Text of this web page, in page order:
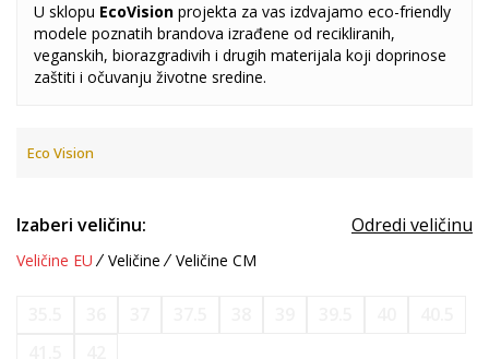
U sklopu EcoVision projekta za vas izdvajamo eco-friendly
modele poznatih brandova izrađene od recikliranih,
veganskih, biorazgradivih i drugih materijala koji doprinose
zaštiti i očuvanju životne sredine.
Eco Vision
Izaberi veličinu: Odredi veličinu
Veličine EU Veličine Veličine CM